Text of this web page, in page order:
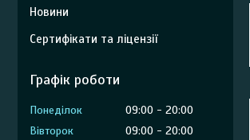
Новини
Сертифікати та ліцензії
Графік роботи
Понеділок 09:00
20:00
Вівторок
09:00
20:00